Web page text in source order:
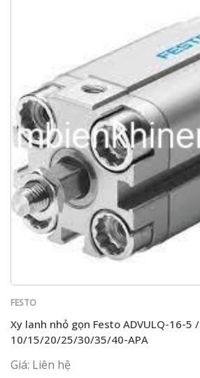
FESTO
Xy lanh nhỏ gọn Festo ADVULQ-16-5 /
10/15/20/25/30/35/40-APA
Giá: Liên hệ